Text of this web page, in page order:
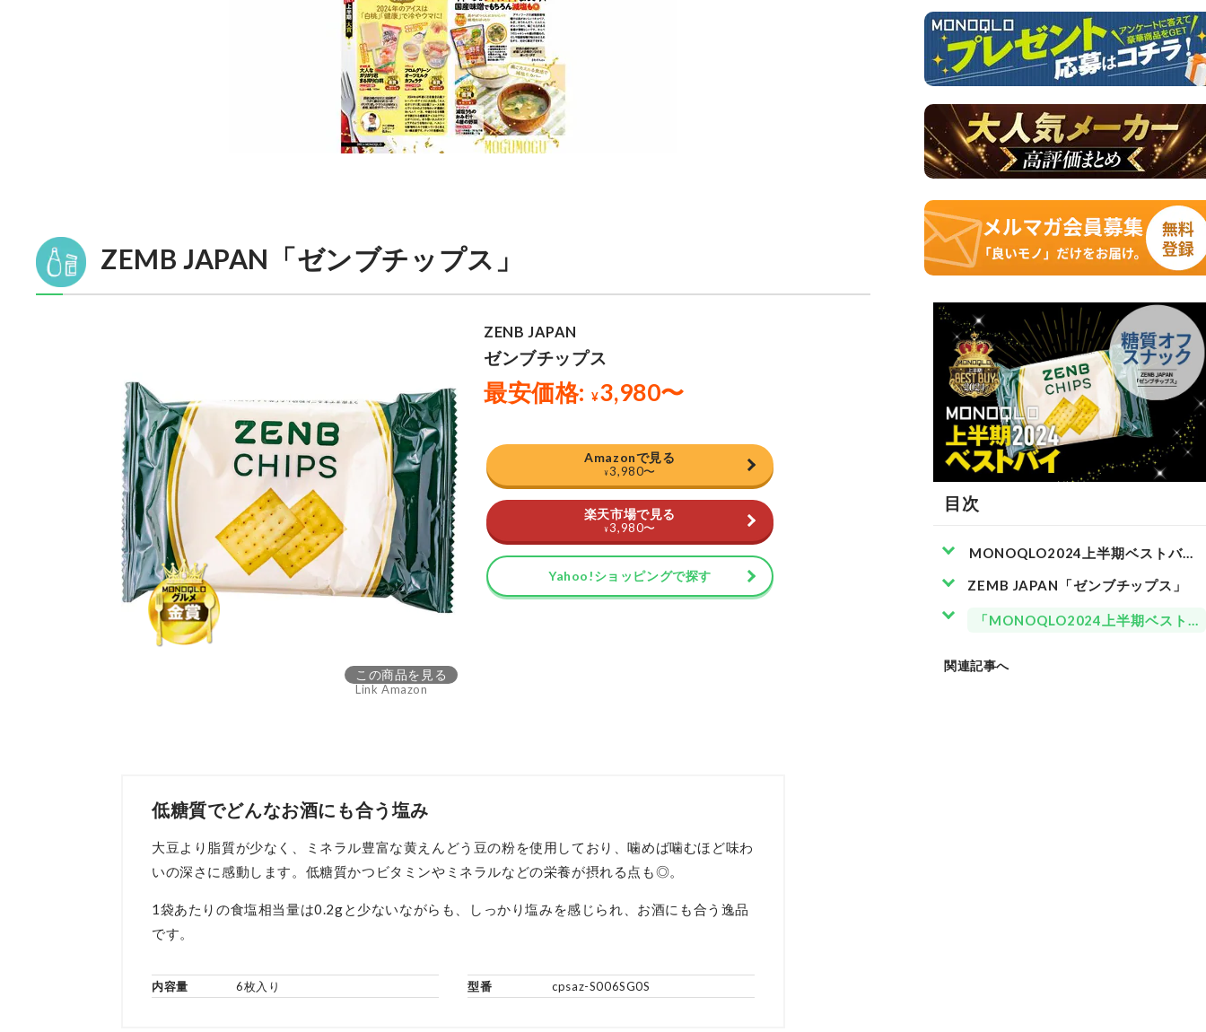
ZEMB JAPAN「ゼンブチップス」
この商品を見る
Link Amazon
Amazonで見る
¥3,980〜
楽天市場で見る
¥3,980〜
Yahoo!ショッピングで探す
低糖質でどんなお酒にも合う塩み
大豆より脂質が少なく、ミネラル豊富な黄えんどう豆の粉を使用しており、噛めば噛むほど味わ
いの深さに感動します。低糖質かつビタミンやミネラルなどの栄養が摂れる点も◎。
1袋あたりの食塩相当量は0.2gと少ないながらも、しっかり塩みを感じられ、お酒にも合う逸品
です。
内容量 6枚入り 型番 cpsaz-S006SG0S
目次
MONOQLO2024上半期ベストバイ
ZEMB JAPAN「ゼンブチップス」
「MONOQLO2024上半期ベスト
関連記事へ